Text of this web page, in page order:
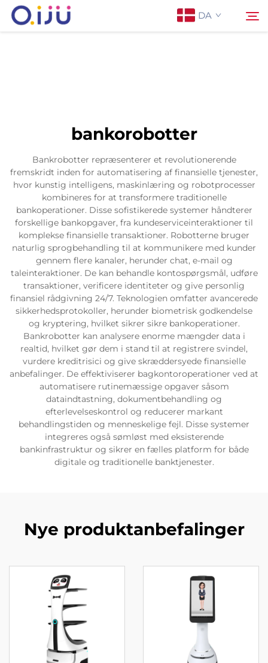
DA
Anvendelse
Sag
Nyheder
Servicesupport
Kontakt os
bankorobotter
Bankrobotter repræsenterer et revolutionerende
fremskridt inden for automatisering af finansielle tjenester,
hvor kunstig intelligens, maskinlæring og robotprocesser
kombineres for at transformere traditionelle
bankoperationer. Disse sofistikerede systemer håndterer
forskellige bankopgaver, fra kundeserviceinteraktioner til
komplekse finansielle transaktioner. Robotterne bruger
naturlig sprogbehandling til at kommunikere med kunder
gennem flere kanaler, herunder chat, e-mail og
taleinteraktioner. De kan behandle kontospørgsmål, udføre
transaktioner, verificere identiteter og give personlig
finansiel rådgivning 24/7. Teknologien omfatter avancerede
sikkerhedsprotokoller, herunder biometrisk godkendelse
og kryptering, hvilket sikrer sikre bankoperationer.
Bankrobotter kan analysere enorme mængder data i
realtid, hvilket gør dem i stand til at registrere svindel,
vurdere kreditrisici og give skræddersyede finansielle
anbefalinger. De effektiviserer bagkontoroperationer ved at
automatisere rutinemæssige opgaver såsom
dataindtastning, dokumentbehandling og
efterlevelseskontrol og reducerer markant
behandlingstiden og menneskelige fejl. Disse systemer
integreres også sømløst med eksisterende
bankinfrastruktur og sikrer en fælles platform for både
digitale og traditionelle banktjenester.
Nye produktanbefalinger